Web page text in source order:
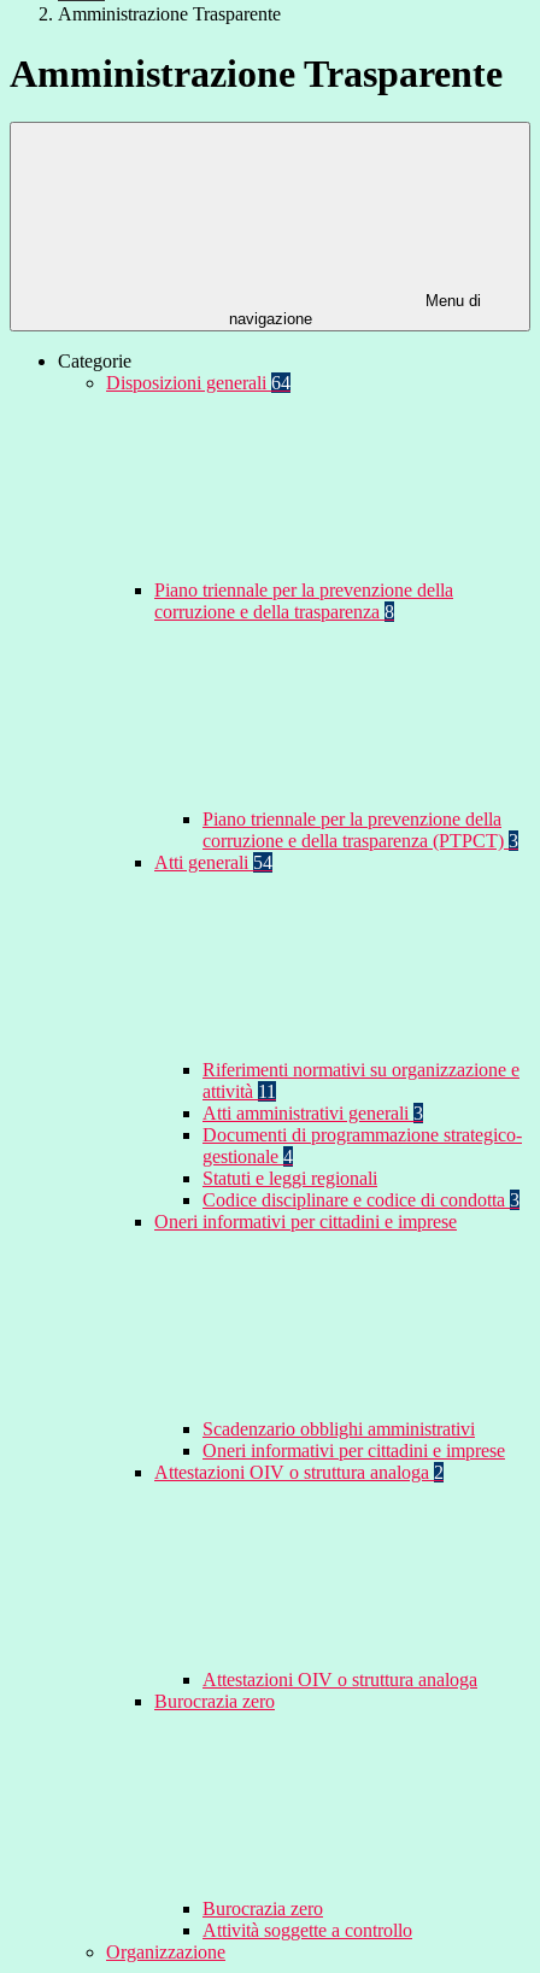
Amministrazione Trasparente
Amministrazione Trasparente
Menu di
navigazione
Categorie
Disposizioni generali 64
Piano triennale per la prevenzione della
corruzione e della trasparenza 8
Piano triennale per la prevenzione della
corruzione e della trasparenza (PTPCT) 3
Atti generali 54
Riferimenti normativi su organizzazione e
attività 11
Atti amministrativi generali 3
Documenti di programmazione strategico-
gestionale 4
Statuti e leggi regionali
Codice disciplinare e codice di condotta 3
Oneri informativi per cittadini e imprese
Scadenzario obblighi amministrativi
Oneri informativi per cittadini e imprese
Attestazioni OIV o struttura analoga 2
Attestazioni OIV o struttura analoga
Burocrazia zero
Burocrazia zero
Attività soggette a controllo
Organizzazione